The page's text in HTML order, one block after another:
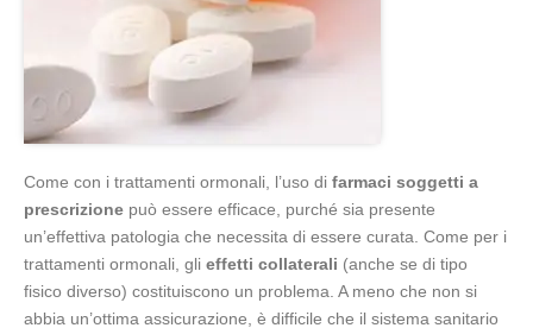
Come con i trattamenti ormonali, l’uso di farmaci soggetti a
prescrizione può essere efficace, purché sia presente
un’effettiva patologia che necessita di essere curata. Come per i
trattamenti ormonali, gli effetti collaterali (anche se di tipo
fisico diverso) costituiscono un problema. A meno che non si
abbia un’ottima assicurazione, è difficile che il sistema sanitario